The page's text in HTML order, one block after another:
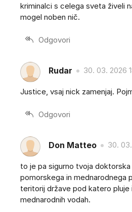
kriminalci s celega sveta živeli
mogel noben nič.
Odgovori
Rudar 30. 03. 2026
Justice, vsaj nick zamenjaj.
Odgovori
Don Matteo 30.
to je pa sigurno tvoja
pomorskega in mednarodnega
teritorij države pod katero pluje
mednarodnih vodah.